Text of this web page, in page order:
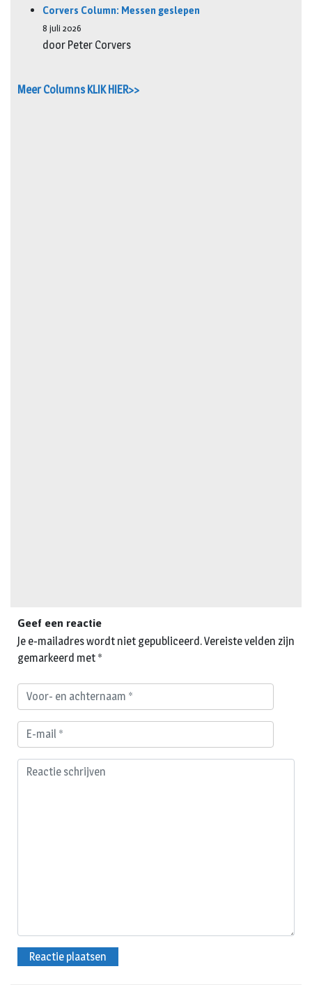
Corvers Column: Messen geslepen
8 juli 2026
door Peter Corvers
Meer Columns KLIK HIER>>
Geef een reactie
Je e-mailadres wordt niet gepubliceerd.Vereiste velden zijn
gemarkeerd met *